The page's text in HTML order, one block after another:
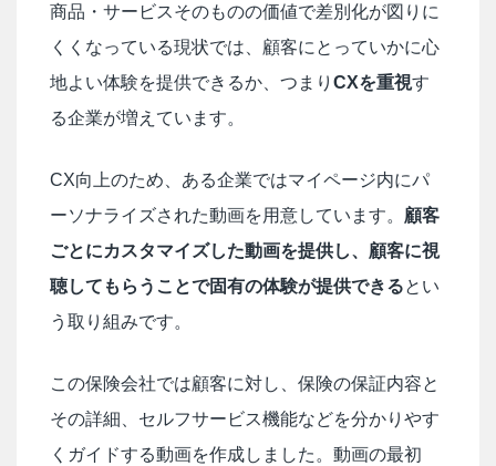
商品・サービスそのものの価値で差別化が図りに
くくなっている現状では、顧客にとっていかに心
地よい体験を提供できるか、つまり CXを重視す
る企業が増えています。
CX向上のため、ある企業ではマイページ内にパ
ーソナライズされた動画を用意しています。 顧客
ごとにカスタマイズした動画を提供し、顧客に視
聴してもらうことで固有の体験が提供できるとい
う取り組みです。
この保険会社では顧客に対し、保険の保証内容と
その詳細、セルフサービス機能などを分かりやす
くガイドする動画を作成しました。動画の最初